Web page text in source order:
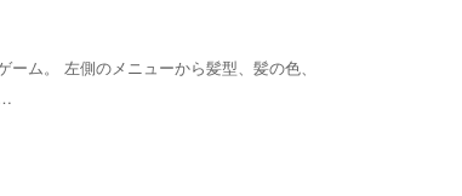
ム。 左側のメニューから髪型、髪の色、